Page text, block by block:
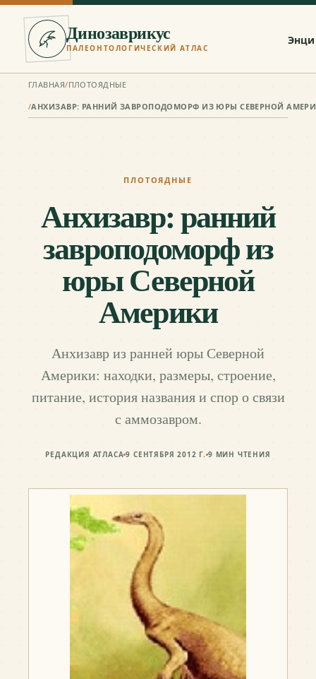
Динозаврикус
ПАЛЕОНТОЛОГИЧЕСКИЙ АТЛАС
ГЛАВНАЯ/ПЛОТОЯДНЫЕ
/АНХИЗАВР: РАННИЙ ЗАВРОПОДОМОРФ ИЗ ЮРЫ СЕВЕРНОЙ
ПЛОТОЯДНЫЕ
Анхизавр: ранний
завроподоморф из
юры Северной
Америки
Анхизавр из ранней юры Северной
Америки: находки, размеры, строение,
питание, история названия и спор о связи
с аммозавром.
РЕДАКЦИЯ АТЛАСА 9 СЕНТЯБРЯ 2012 Г. 9 МИН ЧТЕНИЯ